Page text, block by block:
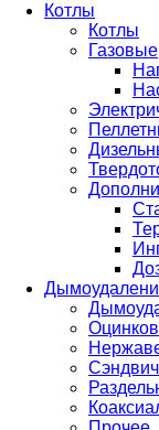
Котлы
Котлы
Газовые
Сэндвич